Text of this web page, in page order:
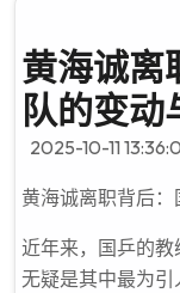
黄海诚离
队的变
2025-10-11
黄海诚离职背后
近年来，国乒的
无疑是其中最为